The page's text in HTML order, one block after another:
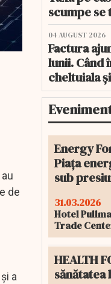
de
a
scumpe se
04 AUGUST 2026
Factura
lunii. Când
cheltuiala
Energy
Piața
sub
31.03.2026
Hotel
Trade
HEALTH
sănătatea